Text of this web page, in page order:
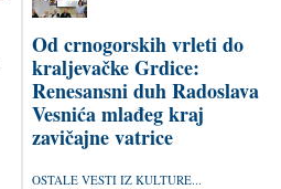
Od crnogorskih vrleti do
kraljevačke Grdice:
Renesansni duh Radoslava
Vesnića mlađeg kraj
zavičajne vatrice
OSTALE VESTI IZ KULTURE...